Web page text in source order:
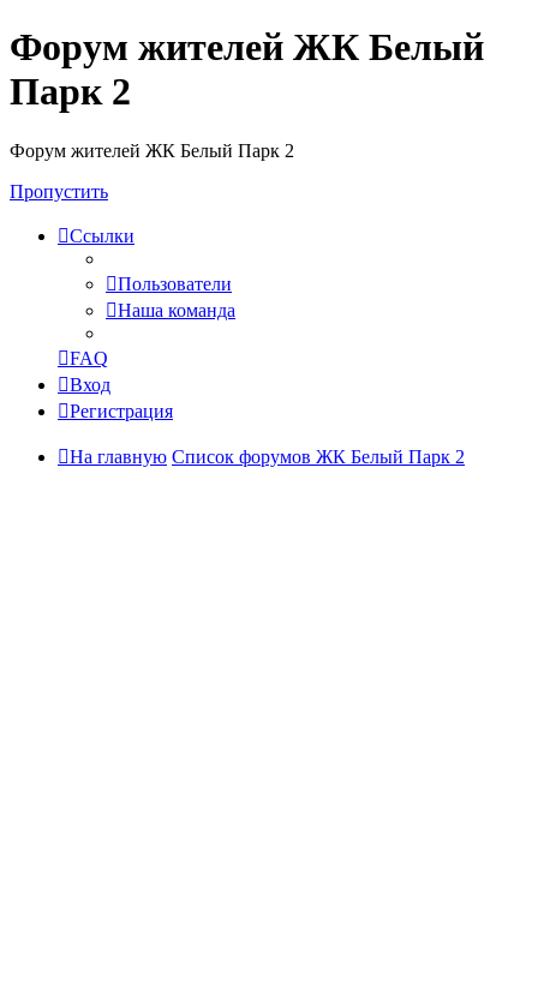
Форум жителей ЖК Белый
Парк 2
Форум жителей ЖК Белый Парк 2
Пропустить
Ссылки
Пользователи
Наша команда
FAQ
Вход
Регистрация
На главную Список форумов ЖК Белый Парк 2